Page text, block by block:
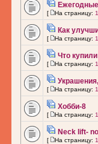
[ На страницу: 1
Как
[ На страницу: 1
Что
[ На страницу: 1
[ На страницу: 1
Хобби-8
[ На страницу: 1
Neck lift-
[ На страницу: 1